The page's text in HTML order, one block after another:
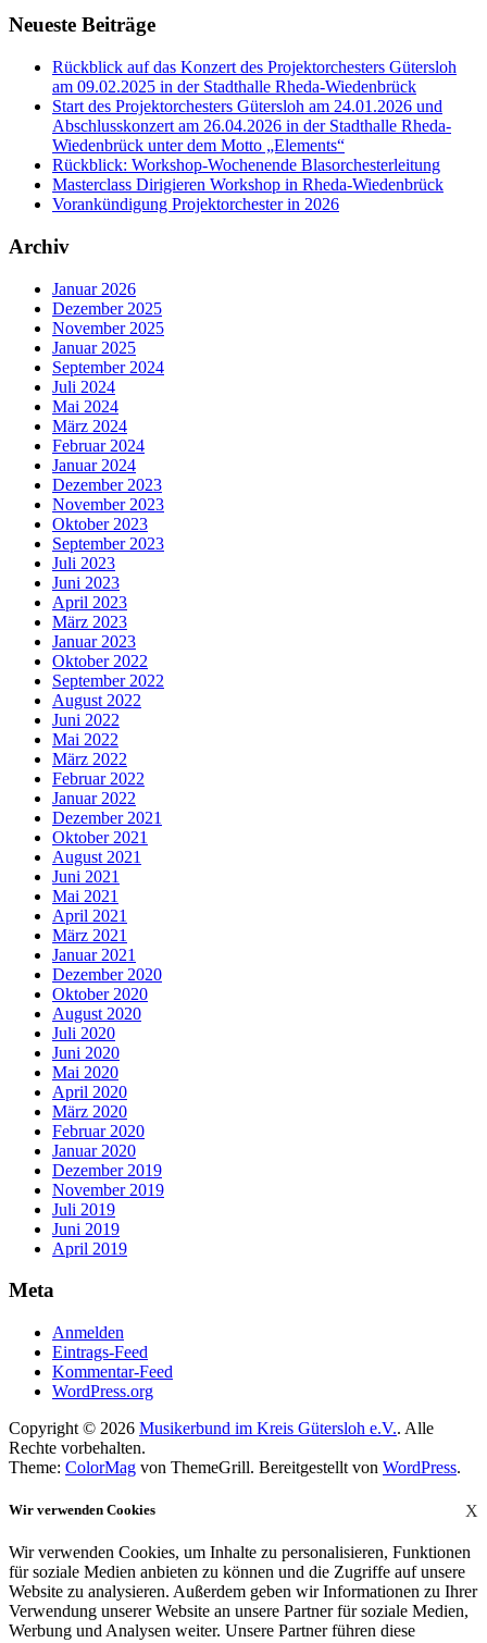
Neueste Beiträge
Rückblick auf das Konzert des Projektorchesters Gütersloh
am 09.02.2025 in der Stadthalle Rheda-Wiedenbrück
Start des Projektorchesters Gütersloh am 24.01.2026 und
Abschlusskonzert am 26.04.2026 in der Stadthalle Rheda-
Wiedenbrück unter dem Motto „Elements“
Rückblick: Workshop-Wochenende Blasorchesterleitung
Masterclass Dirigieren Workshop in Rheda-Wiedenbrück
Vorankündigung Projektorchester in 2026
Archiv
Januar 2026
Dezember 2025
November 2025
Januar 2025
September 2024
Juli 2024
Mai 2024
März 2024
Februar 2024
Januar 2024
Dezember 2023
November 2023
Oktober 2023
September 2023
Juli 2023
Juni 2023
April 2023
März 2023
Januar 2023
Oktober 2022
September 2022
August 2022
Juni 2022
Mai 2022
März 2022
Februar 2022
Januar 2022
Dezember 2021
Oktober 2021
August 2021
Juni 2021
Mai 2021
April 2021
März 2021
Januar 2021
Dezember 2020
Oktober 2020
August 2020
Juli 2020
Juni 2020
Mai 2020
April 2020
März 2020
Februar 2020
Januar 2020
Dezember 2019
November 2019
Juli 2019
Juni 2019
April 2019
Meta
Anmelden
Eintrags-Feed
Kommentar-Feed
WordPress.org
Copyright © 2026 Musikerbund im Kreis Gütersloh e.V.. Alle
Rechte vorbehalten.
Theme: ColorMag von ThemeGrill. Bereitgestellt von WordPress.
X
Wir verwenden Cookies
Wir verwenden Cookies, um Inhalte zu personalisieren, Funktionen
für soziale Medien anbieten zu können und die Zugriffe auf unsere
Website zu analysieren. Außerdem geben wir Informationen zu Ihrer
Verwendung unserer Website an unsere Partner für soziale Medien,
Werbung und Analysen weiter. Unsere Partner führen diese